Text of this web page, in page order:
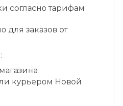
согласно тарифам
для заказов от
курьером Новой